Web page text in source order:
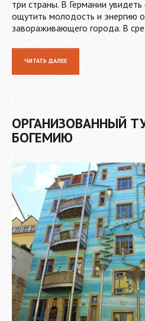
три страны. В Германии
ощутить молодость и энергию
завораживающего города. В
ЧИТАТЬ ДАЛЕЕ
ОРГАНИЗОВАННЫЙ
БОГЕМИЮ